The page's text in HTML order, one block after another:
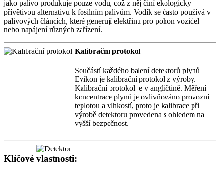
jako palivo produkuje pouze vodu, což z něj činí ekologicky
přívětivou alternativu k fosilním palivům. Vodík se často používá v
palivových článcích, které generují elektřinu pro pohon vozidel
nebo napájení různých zařízení.
Kalibrační protokol
Součástí každého balení detektorů plynů
Evikon je kalibrační protokol z výroby.
Kalibrační protokol je v angličtině. Měření
koncentrace plynů je ovlivňováno provozní
teplotou a vlhkostí, proto je kalibrace při
výrobě detektoru provedena s ohledem na
vyšší bezpečnost.
Klíčové vlastnosti: